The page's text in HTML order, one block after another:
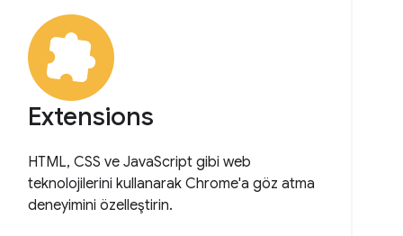
Extensions
HTML, CSS ve JavaScript gibi web
teknolojilerini kullanarak Chrome'a göz atma
deneyimini özelleştirin.